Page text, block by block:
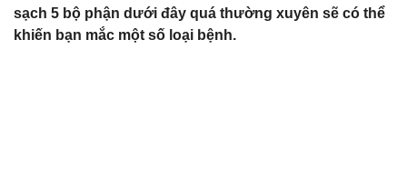
sạch 5 bộ phận dưới đây quá thường xuyên sẽ có thể
khiến bạn mắc một số loại bệnh.